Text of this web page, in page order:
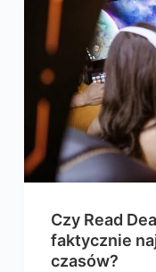
Czy Read
faktycznie
czasów?